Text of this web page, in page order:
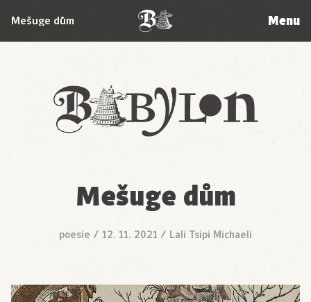
Babylon
Mešuge dům Menu
Mešuge dům
poesie / 12. 11. 2021 / Lali Tsipi Michaeli